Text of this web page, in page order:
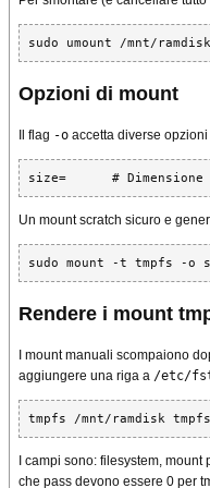
sudo umount /mnt/ramdisk
Opzioni di mount
Il flag -o accetta diverse
size=      #
Un mount scratch sicuro e
sudo mount -t tmpfs -o
Rendere i mount
I mount manuali scompaiono
aggiungere una riga a /etc/
tmpfs /mnt/ramdisk
I campi sono: filesystem,
che pass devono essere 0 per